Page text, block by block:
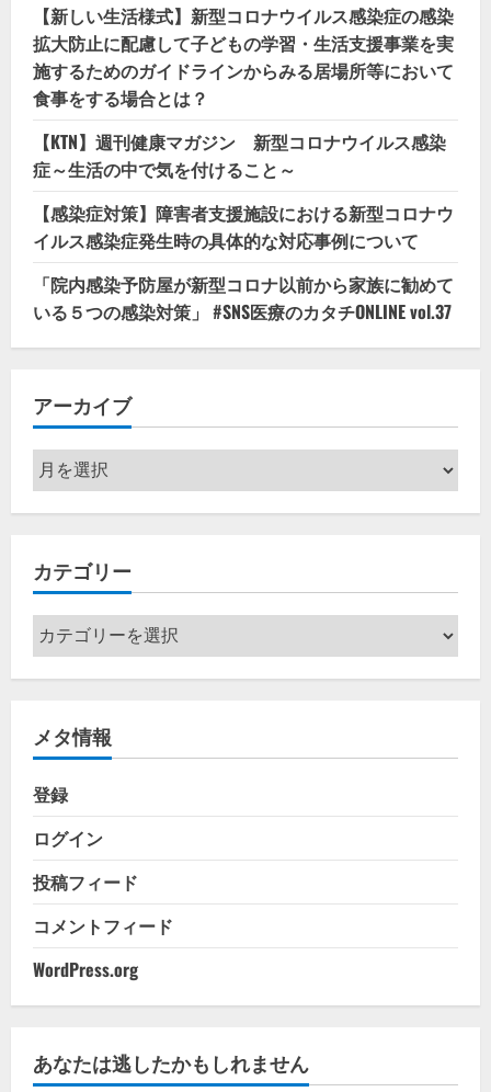
【新しい生活様式】新型コロナウイルス感染症の感染
拡大防止に配慮して子どもの学習・生活支援事業を実
施するためのガイドラインからみる居場所等において
食事をする場合とは？
【KTN】週刊健康マガジン 新型コロナウイルス感染
症～生活の中で気を付けること～
【感染症対策】障害者支援施設における新型コロナウ
イルス感染症発生時の具体的な対応事例について
「院内感染予防屋が新型コロナ以前から家族に勧めて
いる５つの感染対策」 #SNS医療のカタチONLINE vol.37
アーカイブ
ア
ー
カ
ブ
カテゴリー
カ
テ
ゴ
ー
メタ情報
登録
ログイン
投稿フィード
コメントフィード
WordPress.org
あなたは逃したかもしれません